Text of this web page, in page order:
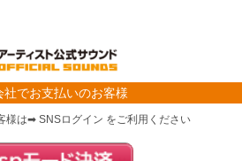
社でお支払いのお客様
は➡ SNSログイン をご利用ください